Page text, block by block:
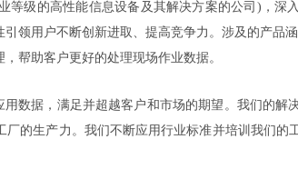
等级的高性能信息设备及其解决方案的公司 ) ，深
领用户不断创新进取、提高竞争力。涉及的产品
帮助客户更好的处理现场作业数据。
数据，满足并超越客户和市场的期望。我们的解
的生产力。我们不断应用行业标准并培训我们的